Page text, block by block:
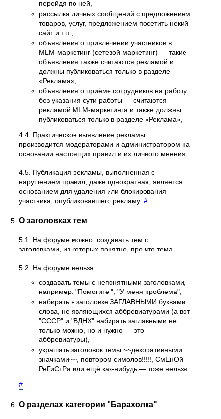
перейдя по ней,
рассылка личных сообщений с предложением
товаров, услуг, предложением посетить некий
сайт и т.п.,
объявления о привлечении участников в
MLM-маркетинг (сетевой маркетинг) — такие
объявления также считаются рекламой и
должны публиковаться только в разделе
«Реклама»,
объявления о приёме сотрудников на работу
без указания сути работы — считаются
рекламой MLM-маркетинга и также должны
публиковаться только в разделе «Реклама»,
4.4. Практическое выявление рекламы
производится модераторами и администратором на
основании настоящих правил и их личного мнения.
4.5. Публикация рекламы, выполненная с
нарушением правил, даже однократная, является
основанием для удаления или блокирования
участника, опубликовавшего рекламу.#
О заголовках тем
5.1. На форуме можно: создавать тем с
заголовками, из которых понятно, про что тема.
5.2. На форуме нельзя:
создавать темы с непонятными заголовками,
например: "Помогите!", "У меня проблема",
набирать в заголовке ЗАГЛАВНЫМИ буквами
слова, не являющихся аббревиатурами (а вот
"СССР" и "ВДНХ" набирать заглавными не
только можно, но и нужно — это
аббревиатуры),
украшать заголовок темы ~~декоративными
значками~~, повтором симолов!!!!!, СмЕнОй
РеГиСтРа или ещё как-нибудь — тоже нельзя.
#
О разделах категории "Барахолка"